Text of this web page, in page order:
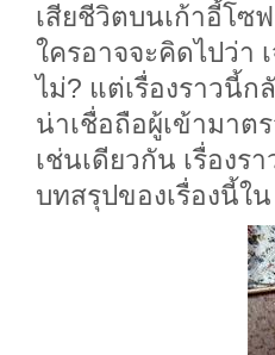
เสียชีวิตบนเก้าอี้โซ
ใครอาจจะคิดไปว่า
ไม่? แต่เรื่องราวนี้
น่าเชื่อถือผู้เข้ามาต
เช่นเดียวกัน เรื่องร
บทสรุปของเรื่องนี้ใน